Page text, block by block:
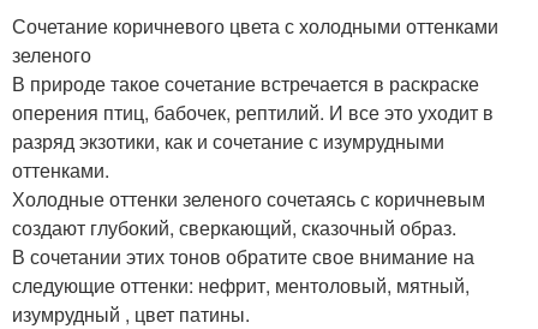
Сочетание коричневого цвета с холодными оттенками
зеленого
В природе такое сочетание встречается в раскраске
оперения птиц, бабочек, рептилий. И все это уходит в
разряд экзотики, как и сочетание с изумрудными
оттенками.
Холодные оттенки зеленого сочетаясь с коричневым
создают глубокий, сверкающий, сказочный образ.
В сочетании этих тонов обратите свое внимание на
следующие оттенки: нефрит, ментоловый, мятный,
изумрудный , цвет патины.